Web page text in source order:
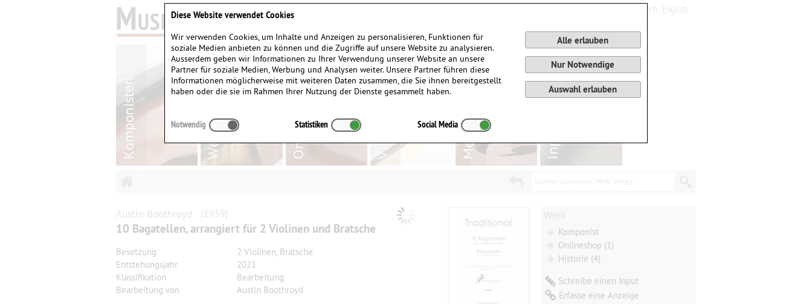
Austin Boothroyd (1959)
10 Bagatellen, arrangiert für 2 Violinen und Bratsche
Besetzung
2 Violinen, Bratsche
Entstehungsjahr
2021
Klassifikation
Bearbeitung
Bearbeitung von
Austin Boothroyd
Komponist
Onlineshop (1)
Historie (4)
Schreibe einen Input
Erfasse eine Anzeige
Diese Website verwendet Cookies
Wir verwenden Cookies, um Inhalte und Anzeigen zu personalisieren, Funktionen für
soziale Medien anbieten zu können und die Zugriffe auf unsere Website zu analysieren.
Ausserdem geben wir Informationen zu Ihrer Verwendung unserer Website an unsere
Partner für soziale Medien, Werbung und Analysen weiter. Unsere Partner führen diese
Informationen möglicherweise mit weiteren Daten zusammen, die Sie ihnen bereitgestellt
haben oder die sie im Rahmen Ihrer Nutzung der Dienste gesammelt haben.
Alle erlauben
Nur Notwendige
Auswahl erlauben
Notwendig Statistiken Social Media